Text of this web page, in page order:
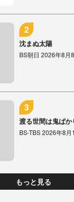
沈まぬ太陽
BS朝日 2026年8月
渡る世間は鬼ば
BS-TBS 2026年8
もっと見る